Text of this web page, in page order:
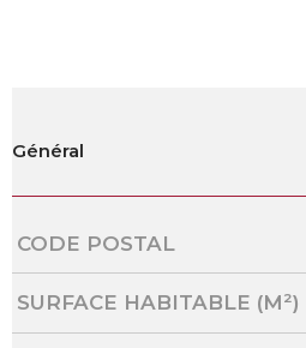
Général
Caractérisque Valeurs
CODE POSTAL
SURFACE HABITABLE (M²)